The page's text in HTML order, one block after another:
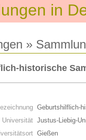
in
»
historische
Geburtshilflich-
Universität Justus-Liebig-
Gießen